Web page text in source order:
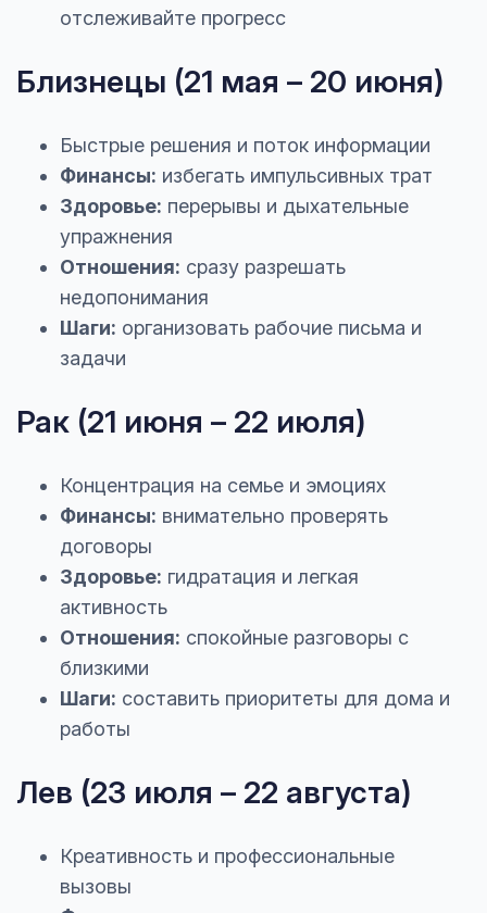
отслеживайте прогресс
Близнецы (21 мая – 20 июня)
Быстрые решения и поток информации
Финансы: избегать импульсивных трат
Здоровье: перерывы и дыхательные
упражнения
Отношения: сразу разрешать
недопонимания
Шаги: организовать рабочие письма и
задачи
Рак (21 июня – 22 июля)
Концентрация на семье и эмоциях
Финансы: внимательно проверять
договоры
Здоровье: гидратация и легкая
активность
Отношения: спокойные разговоры с
близкими
Шаги: составить приоритеты для дома и
работы
Лев (23 июля – 22 августа)
Креативность и профессиональные
вызовы